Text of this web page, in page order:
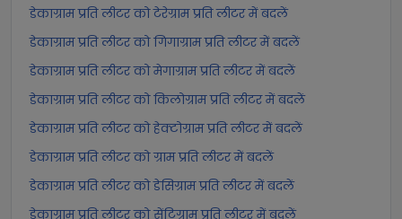
डेकाग्राम प्रति लीटर को टेरेग्राम प्रति लीटर में बदलें
डेकाग्राम प्रति लीटर को गिगाग्राम प्रति लीटर में बदलें
डेकाग्राम प्रति लीटर को मेगाग्राम प्रति लीटर में बदलें
डेकाग्राम प्रति लीटर को किलोग्राम प्रति लीटर में बदलें
डेकाग्राम प्रति लीटर को हेक्टोग्राम प्रति लीटर में बदलें
डेकाग्राम प्रति लीटर को ग्राम प्रति लीटर में बदलें
डेकाग्राम प्रति लीटर को डेसिग्राम प्रति लीटर में बदलें
डेकाग्राम प्रति लीटर को सेंटिग्राम प्रति लीटर में बदलें